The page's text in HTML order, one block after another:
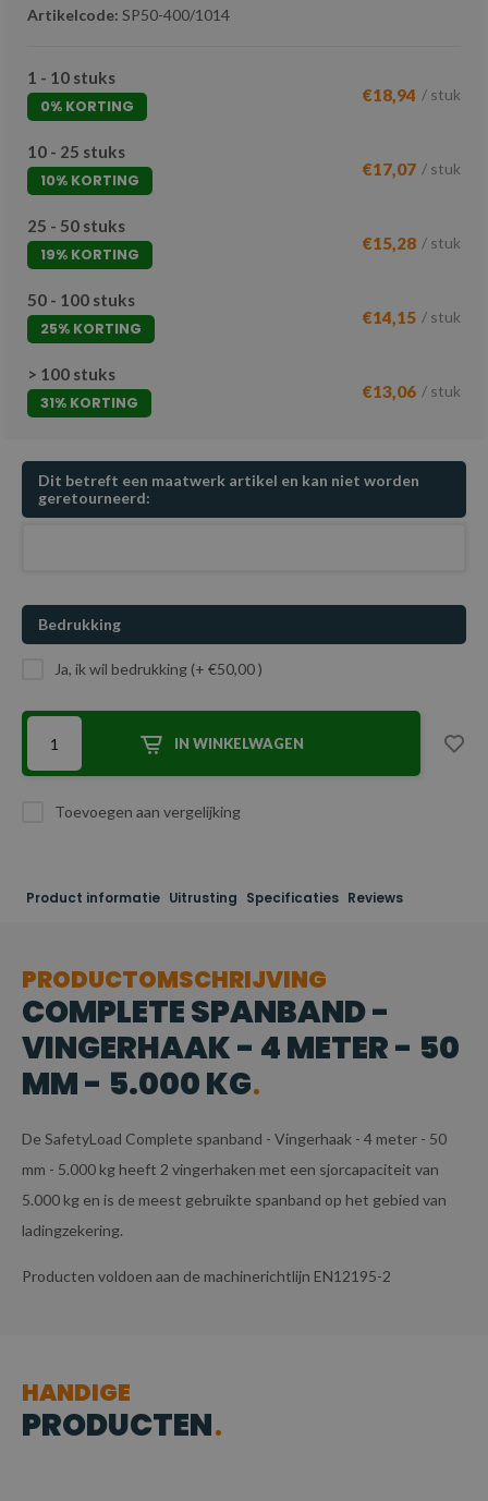
Artikelcode: SP50-400/1014
1 - 10 stuks
0% KORTING
€18,94 / stuk
10 - 25 stuks
10% KORTING
€17,07 / stuk
25 - 50 stuks
19% KORTING
€15,28 / stuk
50 - 100 stuks
25% KORTING
€14,15 / stuk
> 100 stuks
31% KORTING
€13,06 / stuk
Dit betreft een maatwerk artikel en kan niet worden
geretourneerd:
Bedrukking
Ja, ik wil bedrukking (+ €50,00 )
IN WINKELWAGEN
Toevoegen aan vergelijking
Product informatie Uitrusting Specificaties Reviews
PRODUCTOMSCHRIJVING
COMPLETE SPANBAND -
VINGERHAAK - 4 METER - 50
MM - 5.000 KG
De SafetyLoad Complete spanband - Vingerhaak - 4 meter - 50
mm - 5.000 kg heeft 2 vingerhaken met een sjorcapaciteit van
5.000 kg en is de meest gebruikte spanband op het gebied van
ladingzekering.
Producten voldoen aan de machinerichtlijn EN12195-2
HANDIGE
PRODUCTEN